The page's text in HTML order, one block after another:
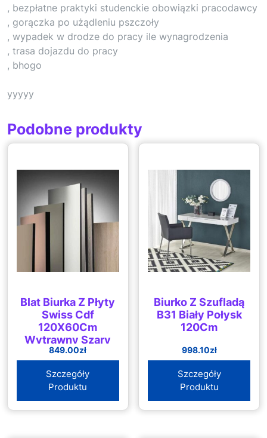
, bezpłatne praktyki studenckie obowiązki pracodawcy
, gorączka po użądleniu pszczoły
, wypadek w drodze do pracy ile wynagrodzenia
, trasa dojazdu do pracy
, bhogo
yyyyy
Podobne produkty
Blat Biurka Z Płyty
Swiss Cdf
120X60Cm
Wytrawny Szary
Kamień
849.00zł
Szczegóły
Produktu
Biurko Z Szufladą
B31 Biały Połysk
120Cm
998.10zł
Szczegóły
Produktu